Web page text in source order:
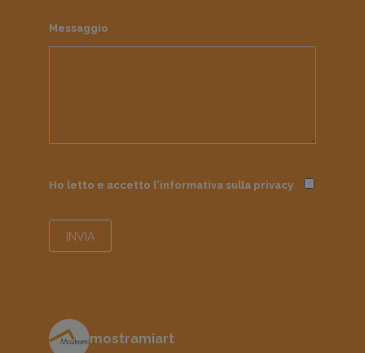
Messaggio
Ho letto e accetto l'informativa sulla privacy
mostramiart